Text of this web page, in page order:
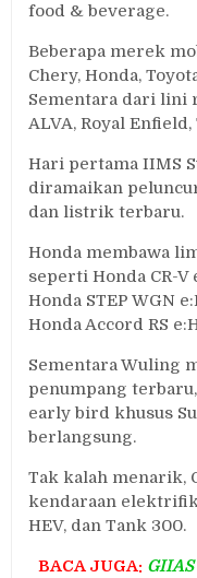
food & beverage.
Beberapa merek
Chery, Honda,
Sementara dari lini
ALVA, Royal
Hari pertama IIMS
diramaikan
dan listrik terbaru.
Honda membawa
seperti Honda CR-V
Honda STEP WGN
Honda Accord RS
Sementara Wuling
penumpang
early bird khusus
berlangsung.
Tak kalah menarik,
kendaraan
HEV, dan Tank 300.
BACA JUGA: